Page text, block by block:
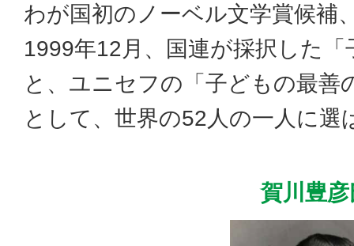
わが国初のノーベル文学賞候補
1999年12月、国連が採択した
と、ユニセフの「子どもの最善
として、世界の52人の一人に選
賀川豊彦